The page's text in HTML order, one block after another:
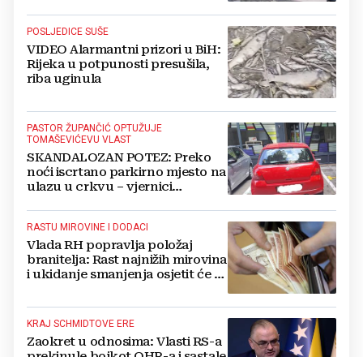
POSLJEDICE SUŠE
VIDEO Alarmantni prizori u BiH:
Rijeka u potpunosti presušila,
riba uginula
PASTOR ŽUPANČIĆ OPTUŽUJE
TOMAŠEVIĆEVU VLAST
SKANDALOZAN POTEZ: Preko
noći iscrtano parkirno mjesto na
ulazu u crkvu – vjernici
RASTU MIROVINE I DODACI
Vlada RH popravlja položaj
branitelja: Rast najnižih mirovina
i ukidanje smanjenja osjetit će se
KRAJ SCHMIDTOVE ERE
Zaokret u odnosima: Vlasti RS-a